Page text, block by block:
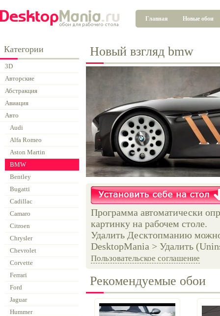
Главная Новые обои
Категории
3D
Авторские
Абстракция
Авиация
Авто
Audi
Alfa Romeo
Aston Martin
BMW
Bentley
Bugatti
Cadillac
Camaro
Citroen
Chrysler
Chevrolet
Corvette
Ferrari
Ford
Jaguar
Hummer
Новый взгляд bmw
Программа автоматически
картинку на рабочем столе.
Удалить Десктопманию
DesktopMania > Удалить
Пользовательское соглашение
Рекомендуемые обои